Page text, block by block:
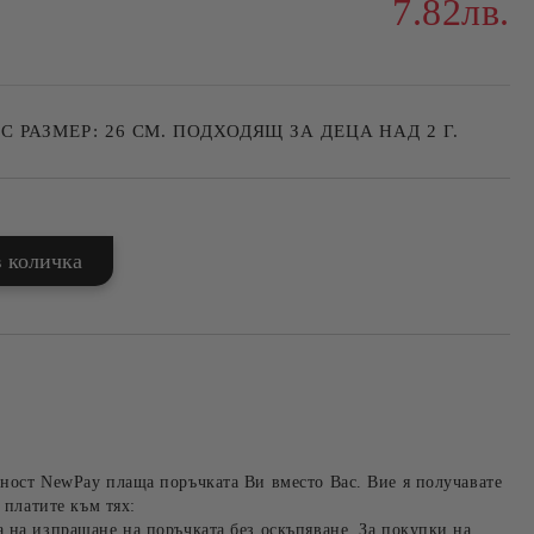
7.82лв.
РАЗМЕР: 26 СМ. ПОДХОДЯЩ ЗА ДЕЦА НАД 2 Г.
NewPay плаща поръчката Ви вместо Вас. Вие я получавате
към тях:
изпращане на поръчката без оскъпяване. За покупки на